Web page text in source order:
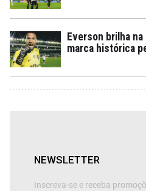
Everson brilha
marca histórica
NEWSLETTER
Inscreva-se e receba